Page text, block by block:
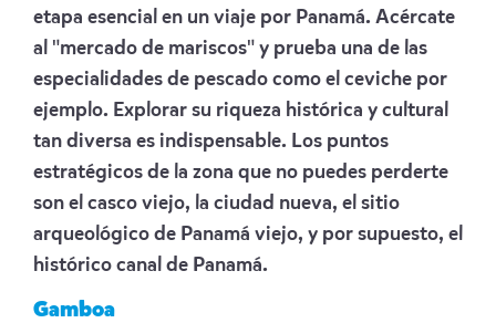
etapa esencial en un viaje por Panamá. Acércate
al "mercado de mariscos" y prueba una de las
especialidades de pescado como el ceviche por
ejemplo. Explorar su riqueza histórica y cultural
tan diversa es indispensable. Los puntos
estratégicos de la zona que no puedes perderte
son el casco viejo, la ciudad nueva, el sitio
arqueológico de Panamá viejo, y por supuesto, el
histórico canal de Panamá.
Gamboa